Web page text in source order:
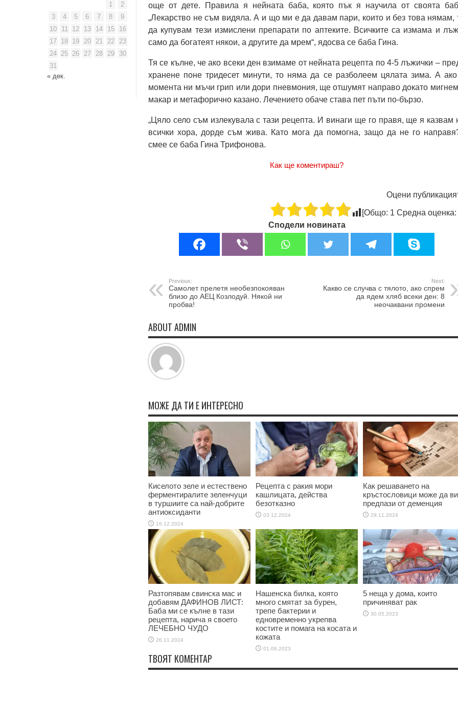
още от дете. Правила я нейната баба, която пък я научила от своята
„Лекарство не съм видяла. А и що ми е да давам пари, които и без това нямам,
да купувам тези измислени препарати по аптеките. Всичките са измама и
само да богатеят някои, а другите да мрем“, ядосва се баба Гина.
Тя се кълне, че ако всеки ден взимаме от нейната рецепта по 4-5 лъжички –
хранене поне тридесет минути, то няма да се разболеем цялата зима. А
момента ни мъчи грип или дори пневмония, ще отшумят направо докато
макар и метафорично казано. Лечението обаче става пет пъти по-бързо.
„Цяло село съм излекувала с тази рецепта. И винаги ще го правя, ще я казвам
всички хора, дорде съм жива. Като мога да помогна, защо да не го
смее се баба Гина Трифонова.
Как ще коментираш?
Оцени
[Общо: 1 Средна оценка:
Сподели новината
Previous:
Самолет прелетя необезпокояван
близо до АЕЦ Козлодуй. Някой ни
пробва!
Next:
Какво се случва с тялото, ако спрем
да ядем хляб всеки ден: 8
неочаквани промени
ABOUT ADMIN
МОЖЕ ДА ТИ Е ИНТЕРЕСНО
Киселото зеле и естествено
ферментиралите зеленчуци
в туршиите са най-добрите
антиоксиданти
16.12.2024
Рецепта с ракия мори
кашлицата, действа
безотказно
03.12.2024
Как решаването на
кръстословици може да ви
предпази от деменция
29.11.2024
Разтопявам свинска мас и
добавям ДАФИНОВ ЛИСТ:
Баба ми се кълне в тази
рецепта, нарича я своето
ЛЕЧЕБНО ЧУДО
26.11.2024
Нашенска билка, която
много смятат за бурен,
трепе бактерии и
едновременно укрепва
костите и помага на косата и
кожата
01.06.2023
5 неща у дома, които
причиняват рак
30.05.2023
ТВОЯТ КОМЕНТАР
1
2
3
4 5 6 7 8
9
10
11 12 13 14 15
16
17 18 19 20 21 22
23
24 25 26 27 28 29
30
31
« дек.